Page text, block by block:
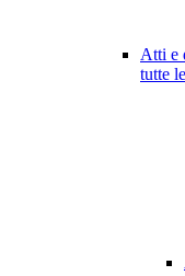
Atti e
tutte